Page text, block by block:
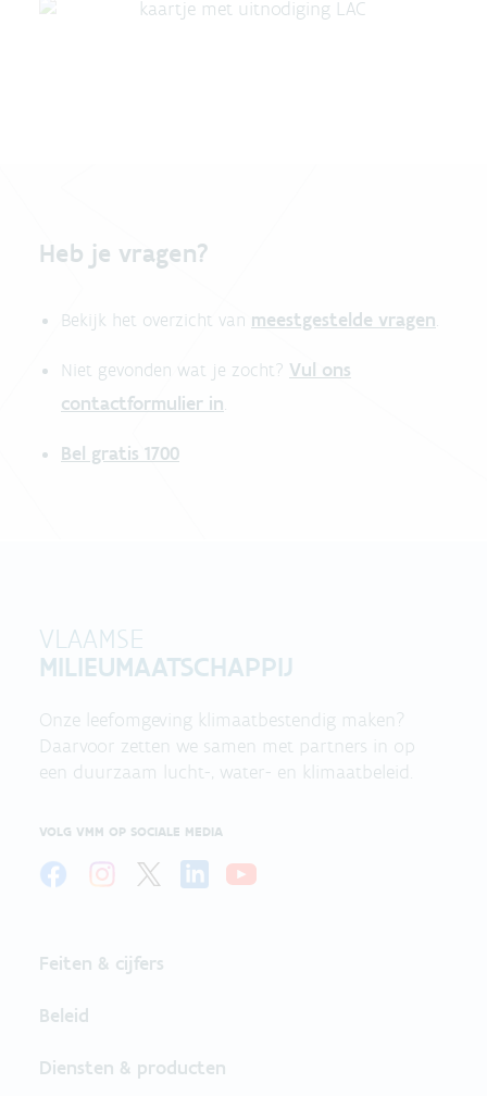
Heb je vragen?
Bekijk het overzicht van meestgestelde vragen.
Niet gevonden wat je zocht? Vul ons
contactformulier in.
Bel gratis 1700
VLAAMSE
MILIEUMAATSCHAPPIJ
Onze leefomgeving klimaatbestendig maken?
Daarvoor zetten we samen met partners in op
een duurzaam lucht-, water- en klimaatbeleid.
VOLG VMM OP SOCIALE MEDIA
Feiten & cijfers
Beleid
Diensten & producten